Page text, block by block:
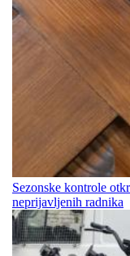
Sezonske kontrole
neprijavljenih radnika